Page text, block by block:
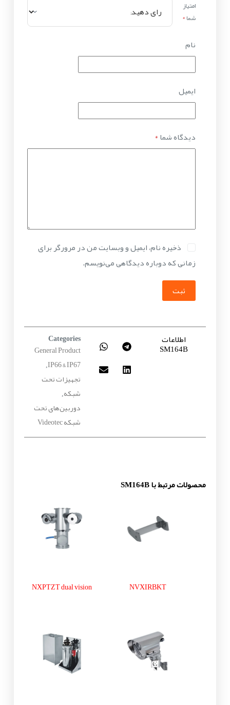
امتیاز
شما*
نام
ایمیل
دیدگاه شما*
ذخیره نام، ایمیل و وبسایت من در مرورگر برای
زمانی که دوباره دیدگاهی می‌نویسم.
ثبت
اطلاعات
SM164B
Categories
General Product
IP66 & IP67
,
تجهیزات تحت
شبکه,
دوربین‌های تحت
شبکه Videotec
محصولات مرتبط با SM164B
NVXIRBKT
NXPTZT dual vision